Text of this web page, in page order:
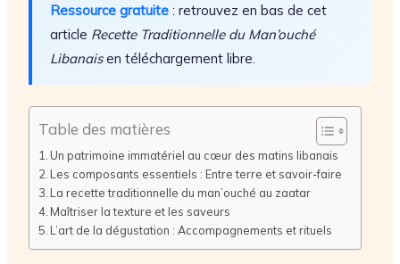
Ressource gratuite: retrouvez en bas de cet
article Recette Traditionnelle du Man’ouché
Libanaisen téléchargement libre.
Table des matières
Un patrimoine immatériel au cœur des matins libanais
Les composants essentiels : Entre terre et savoir-faire
La recette traditionnelle du man’ouché au zaatar
Maîtriser la texture et les saveurs
L’art de la dégustation : Accompagnements et rituels